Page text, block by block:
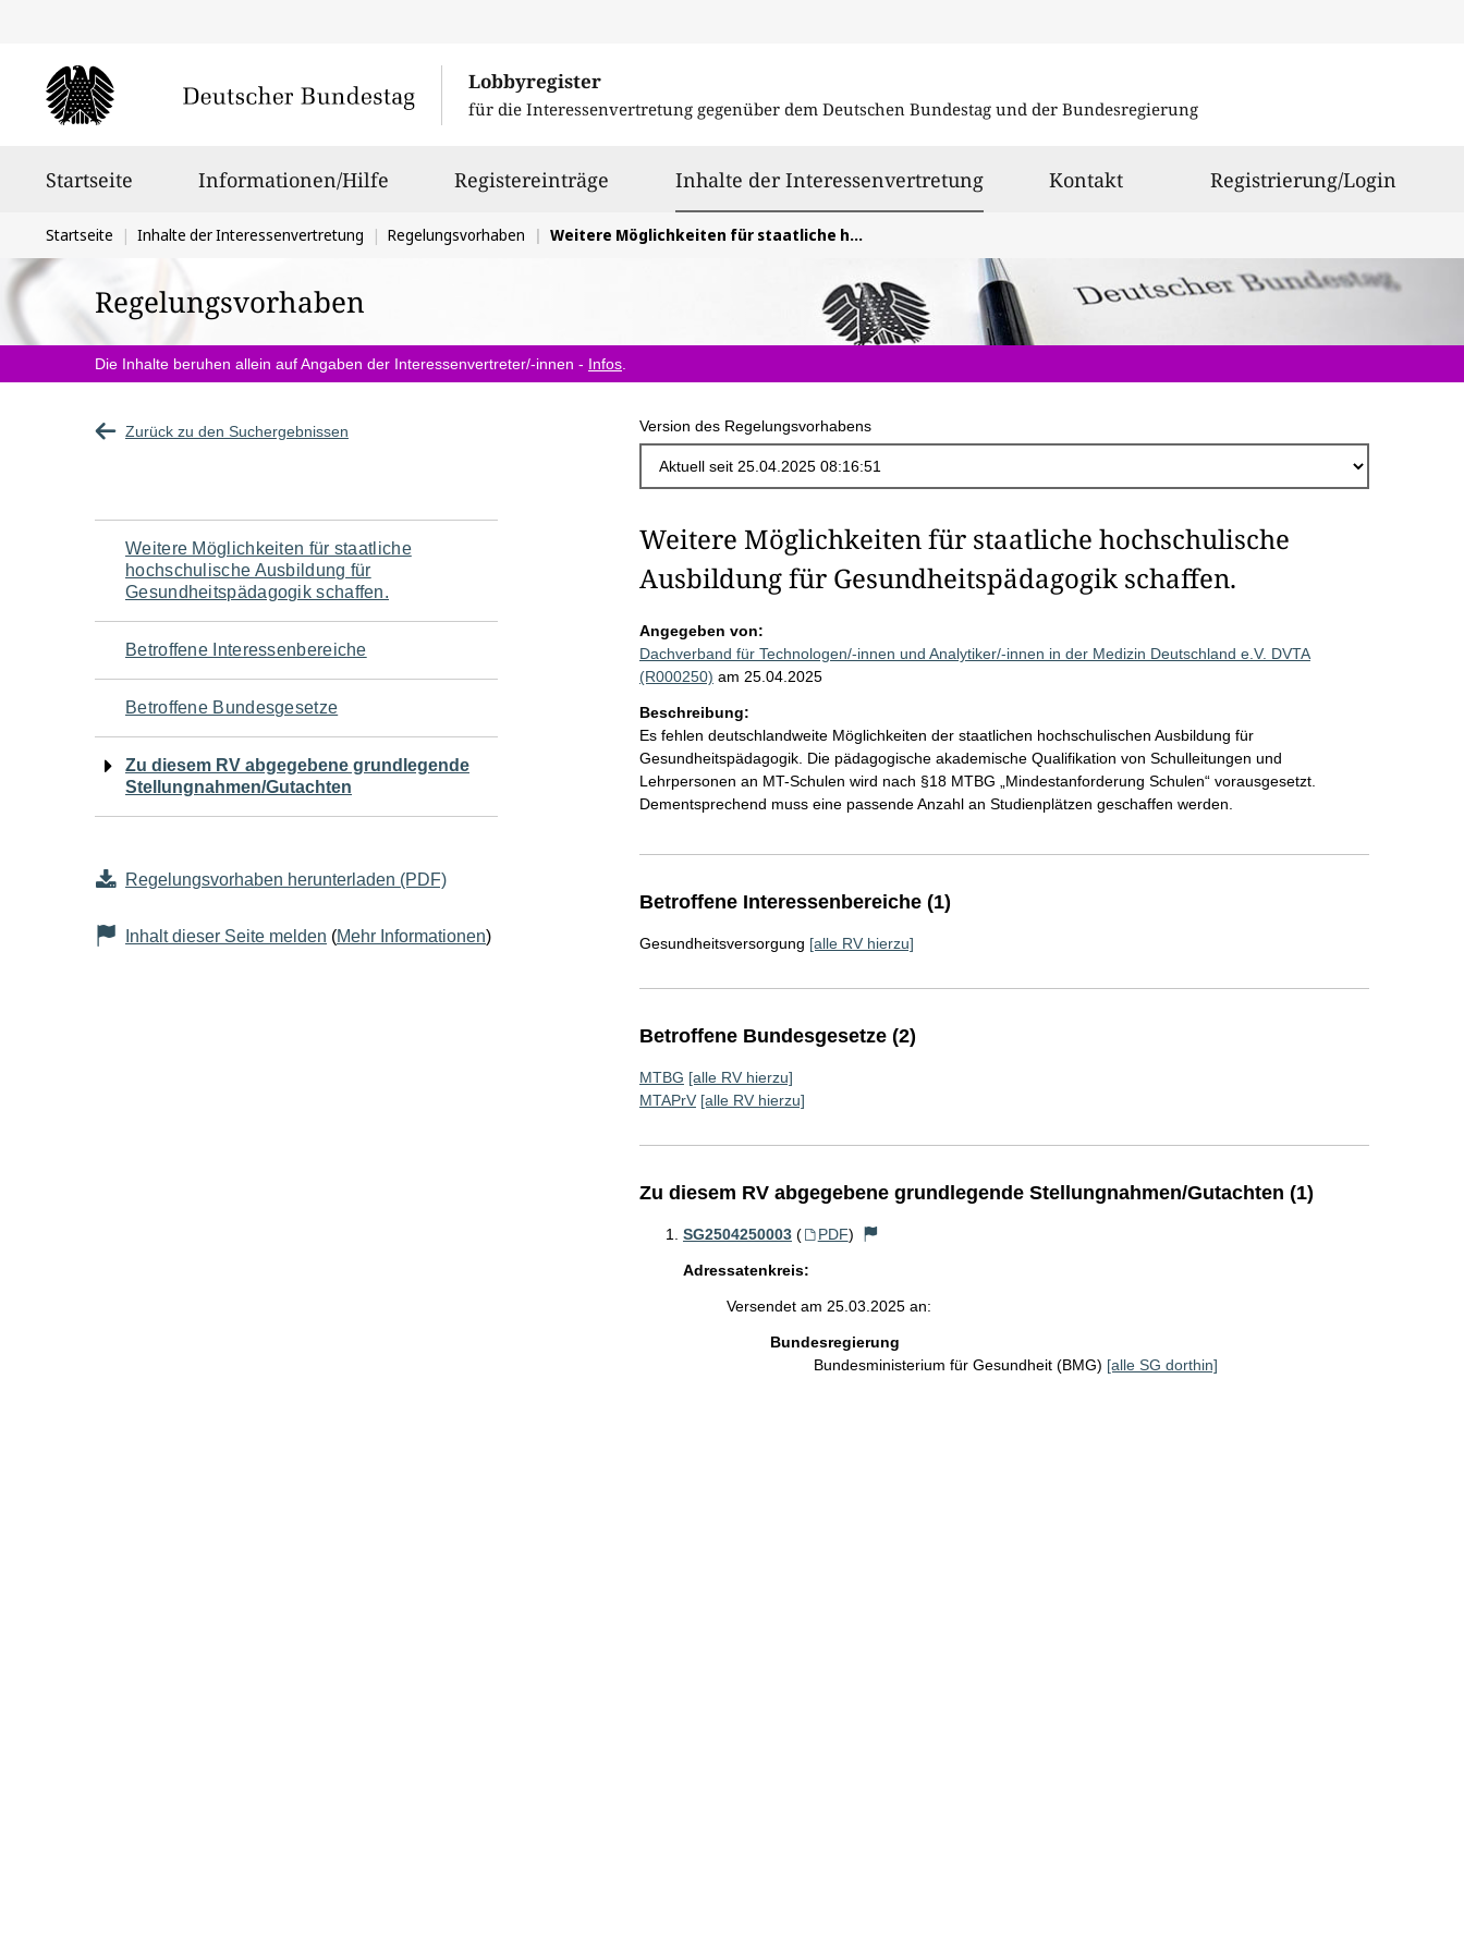
Lobbyregister
für die Interessenvertretung gegenüber dem Deutschen Bundestag und der Bundesregierung
Startseite Informationen/Hilfe Registereinträge Inhalte der Interessenvertretungausgewählt
Kontakt Registrierung/Login
Sie
befinden
sich
hier:
Startseite Inhalte der Interessenvertretung Regelungsvorhaben Weitere Möglichkeiten für staatliche hochschulische Ausbildung für Gesundheitspädagogik schaffen.
Regelungsvorhaben
Die Inhalte beruhen allein auf Angaben der Interessenvertreter/-innen - Infos
Zurück zu den Suchergebnissen Version des Regelungsvorhabens
Navigation
für
den
Seiteninhalt
Weitere Möglichkeiten für staatliche
hochschulische Ausbildung für
Gesundheitspädagogik schaffen.
Betroffene Interessenbereiche
Betroffene Bundesgesetze
Zu diesem RV abgegebene grundlegende
Stellungnahmen/Gutachten
Regelungsvorhaben herunterladen (PDF)
Inhalt dieser Seite melden (Mehr Informationen)
Weitere Möglichkeiten für staatliche hochschulische
Ausbildung für Gesundheitspädagogik schaffen.
Angegeben von:
Dachverband für Technologen/-innen und Analytiker/-innen in der Medizin Deutschland e.V. DVTA
(R000250) am 25.04.2025
Beschreibung:
Es fehlen deutschlandweite Möglichkeiten der staatlichen hochschulischen Ausbildung für
Gesundheitspädagogik. Die pädagogische akademische Qualifikation von Schulleitungen und
Lehrpersonen an MT-Schulen wird nach §18 MTBG „Mindestanforderung Schulen“ vorausgesetzt.
Dementsprechend muss eine passende Anzahl an Studienplätzen geschaffen werden.
Betroffene Interessenbereiche (1)
Gesundheitsversorgung [alle RV hierzu]
Betroffene Bundesgesetze (2)
MTBG [alle RV hierzu]
MTAPrV [alle RV hierzu]
Zu diesem RV abgegebene grundlegende Stellungnahmen/Gutachten (1)
SG2504250003 ( PDF)
Adressatenkreis:
Versendet am 25.03.2025 an:
Bundesregierung
Bundesministerium für Gesundheit (BMG) [alle SG dorthin]